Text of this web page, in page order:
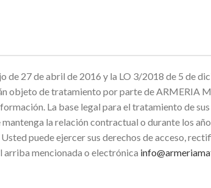
27 de abril de 2016 y la LO 3/2018 de 5 de
objeto de tratamiento por parte de ARMERIA
La base legal para el tratamiento de sus
la relación contractual o durante los
puede ejercer sus derechos de acceso,
mencionada o electrónica